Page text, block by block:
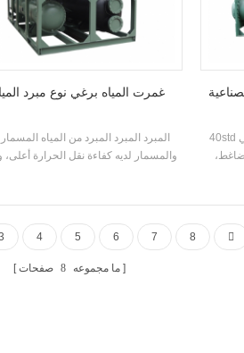
غمرت المياه برغي نوع مبرد
والمسمار لديه كفاءة نقل الحرارة
صغيرة. إنها مناسبة للوحدات ذات
الكبيرة والتبريد الجيد تأثير.
40std سلسلة غمرت المياه المبرد المبرد الصناعي
ضاغط،
4 5 6 7 8
ما مجموعه 8 صفحات